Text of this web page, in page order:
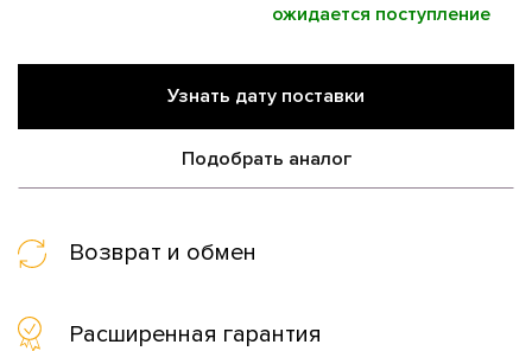
ожидается поступление
Узнать дату поставки
Подобрать аналог
Возврат и обмен
Расширенная гарантия